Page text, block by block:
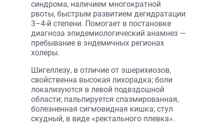
синдрома, наличием многократной
рвоты, быстрым развитием дегидратации
3–4-й степени. Помогает в постановке
диагноза эпидемиологический анамнез —
пребывание в эндемичных регионах
холеры.
Шигеллезу, в отличие от эшерихиозов,
свойственна высокая лихорадка; боли
локализуются в левой подвздошной
области; пальпируется спазмированная,
болезненная сигмовидная кишка; стул
скудный, в виде «ректального плевка».